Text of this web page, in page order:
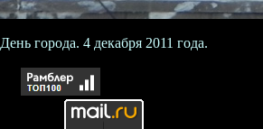
День города. 4 декабря 2011 года.